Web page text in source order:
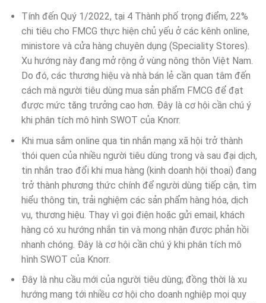
Tính đến Quý 1/2022, tại 4 Thành phố trọng điểm, 22%
chi tiêu cho FMCG thực hiện chủ yếu ở các kênh online,
ministore và cửa hàng chuyên dụng (Speciality Stores).
Xu hướng này đang mở rộng ở vùng nông thôn Việt Nam.
Do đó, các thương hiệu và nhà bán lẻ cần quan tâm đến
cách mà người tiêu dùng mua sản phẩm FMCG để đạt
được mức tăng trưởng cao hơn. Đây là cơ hội cần chú ý
khi phân tích mô hình SWOT của Knorr.
Khi mua sắm online qua tin nhắn mạng xã hội trở thành
thói quen của nhiều người tiêu dùng trong và sau đại dịch,
tin nhắn trao đổi khi mua hàng (kinh doanh hội thoại) đang
trở thành phương thức chính để người dùng tiếp cận, tìm
hiểu thông tin, trải nghiệm các sản phẩm hàng hóa, dịch
vụ, thương hiệu. Thay vì gọi điện hoặc gửi email, khách
hàng có xu hướng nhắn tin và mong nhận được phản hồi
nhanh chóng. Đây là cơ hội cần chú ý khi phân tích mô
hình SWOT của Knorr.
Đây là nhu cầu mới của người tiêu dùng; đồng thời là xu
hướng mang tới nhiều cơ hội cho doanh nghiệp mọi quy